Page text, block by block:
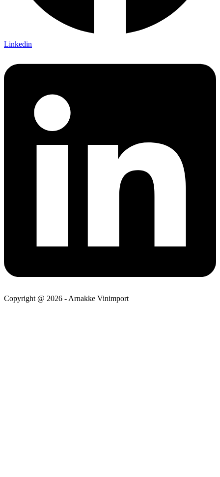
Linkedin
Copyright @ 2026 - Arnakke Vinimport